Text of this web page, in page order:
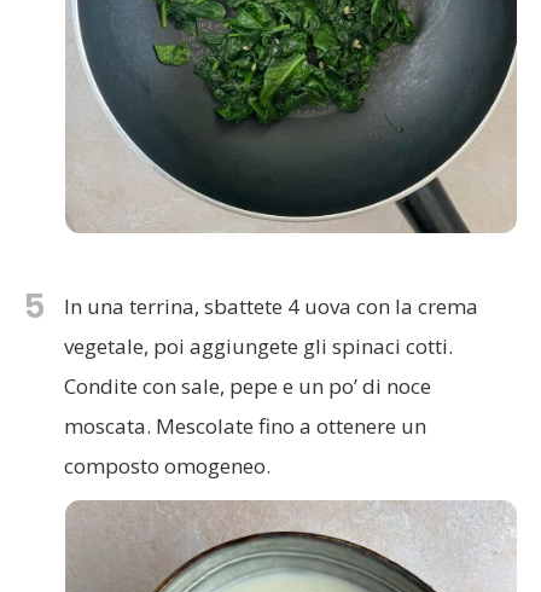
5
In una terrina, sbattete 4 uova con la crema
vegetale, poi aggiungete gli spinaci cotti.
Condite con sale, pepe e un po’ di noce
moscata. Mescolate fino a ottenere un
composto omogeneo.